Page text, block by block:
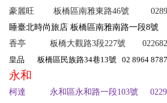
豪麗旺 板橋區南雅東路46號
睡臺北時尚旅店 板橋區南雅南路一段8號
香亭 板橋大觀路3段227號
皇品 板橋區民族路34巷13號 02 8964 8787
永和
柯達 永和區永和路一段103號